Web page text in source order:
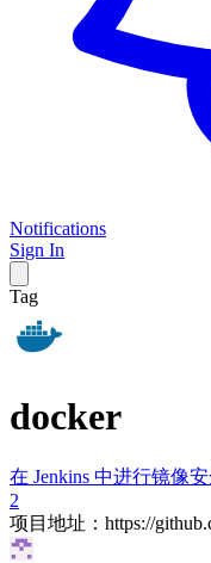
Notifications
Sign In
Tag
docker
在 Jenkins 中进行镜像
2
项目地址：https://